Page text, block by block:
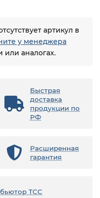
артикул в
у менеджера
аналогах.
Быстрая
доставка
продукции по
РФ
Расширенная
гарантия
ТСС